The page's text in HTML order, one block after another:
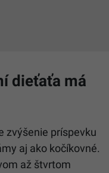
dieťaťa má
zvýšenie príspevku
aj ako kočíkovné.
až štvrtom